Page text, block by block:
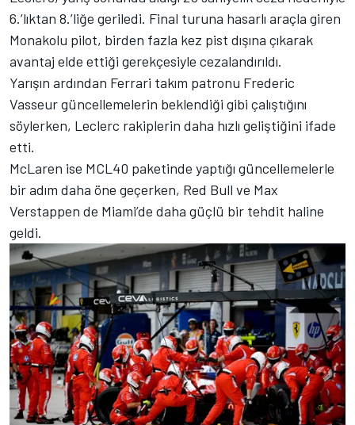
6.’lıktan 8.’liğe geriledi. Final turuna hasarlı araçla giren
Monakolu pilot, birden fazla kez pist dışına çıkarak
avantaj elde ettiği gerekçesiyle cezalandırıldı.
Yarışın ardından Ferrari takım patronu Frederic
Vasseur güncellemelerin beklendiği gibi çalıştığını
söylerken, Leclerc rakiplerin daha hızlı geliştiğini ifade
etti.
McLaren ise MCL40 paketinde yaptığı güncellemelerle
bir adım daha öne geçerken, Red Bull ve Max
Verstappen de Miami’de daha güçlü bir tehdit haline
geldi.